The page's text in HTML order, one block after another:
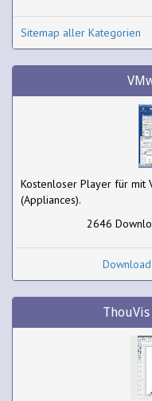
Sitemap aller Kategorien
Kostenloser Player für mit
(Appliances).
2646
Download